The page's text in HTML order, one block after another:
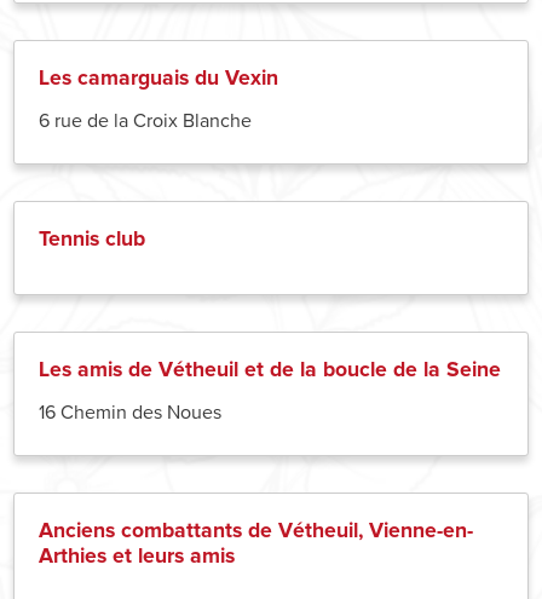
Les camarguais du Vexin
6 rue de la Croix Blanche
Tennis club
Les amis de Vétheuil et de la boucle de la Seine
16 Chemin des Noues
Anciens combattants de Vétheuil, Vienne-en-
Arthies et leurs amis